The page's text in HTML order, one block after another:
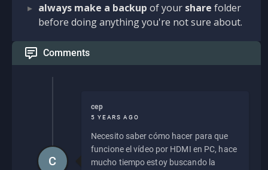
always make a backup of your share folder
before doing anything you're not sure about.
Comments
cep
5 YEARS AGO
Necesito saber cómo hacer para que
funcione el vídeo por HDMI en PC, hace
mucho tiempo estoy buscando la
C